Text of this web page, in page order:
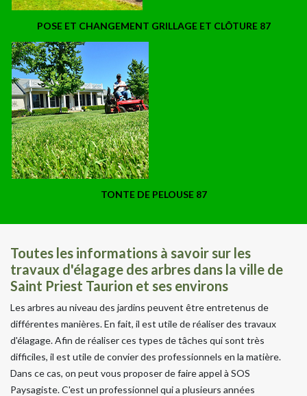
POSE ET CHANGEMENT GRILLAGE ET CLÔTURE 87
TONTE DE PELOUSE 87
Toutes les informations à savoir sur les
travaux d'élagage des arbres dans la ville de
Saint Priest Taurion et ses environs
Les arbres au niveau des jardins peuvent être entretenus de
différentes manières. En fait, il est utile de réaliser des travaux
d'élagage. Afin de réaliser ces types de tâches qui sont très
difficiles, il est utile de convier des professionnels en la matière.
Dans ce cas, on peut vous proposer de faire appel à SOS
Paysagiste. C'est un professionnel qui a plusieurs années